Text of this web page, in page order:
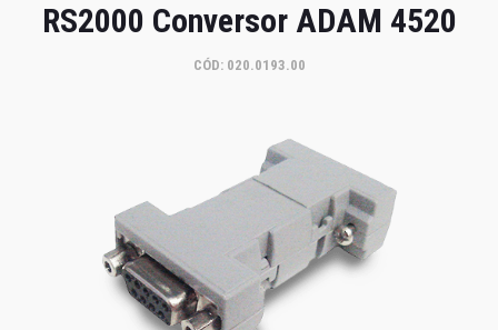
RS2000 Conversor ADAM 4520
CÓD: 020.0193.00